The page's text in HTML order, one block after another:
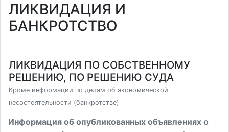
ЛИКВИДАЦИЯ И
БАНКРОТСТВО
ЛИКВИДАЦИЯ ПО СОБСТВЕННОМУ
РЕШЕНИЮ, ПО РЕШЕНИЮ СУДА
Кроме информации по делам об экономической
несостоятельности (банкротстве)
Информация об опубликованных объявлениях о